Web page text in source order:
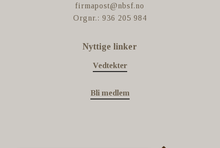
firmapost@nbsf.no
Orgnr.: 936 205 984
Nyttige linker
Vedtekter
Bli medlem